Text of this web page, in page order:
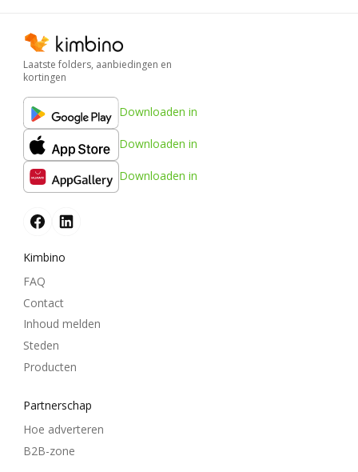
Laatste folders, aanbiedingen en
kortingen
Downloaden in
Downloaden in
Downloaden in
Kimbino
FAQ
Contact
Inhoud melden
Steden
Producten
Partnerschap
Hoe adverteren
B2B-zone